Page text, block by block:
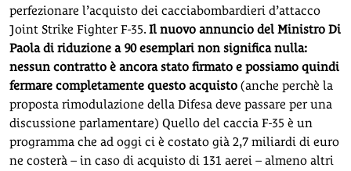
perfezionare l’acquisto dei cacciabombardieri d’attacco
Joint Strike Fighter F-35. Il nuovo annuncio del Ministro Di
Paola di riduzione a 90 esemplari non significa nulla:
nessun contratto è ancora stato firmato e possiamo quindi
fermare completamente questo acquisto (anche perchè la
proposta rimodulazione della Difesa deve passare per una
discussione parlamentare) Quello del caccia F-35 è un
programma che ad oggi ci è costato già 2,7 miliardi di euro
ne costerà – in caso di acquisto di 131 aerei – almeno altri